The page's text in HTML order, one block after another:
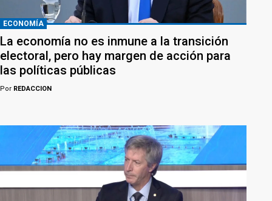
ECONOMÍA
La economía no es inmune a la transición
electoral, pero hay margen de acción para
las políticas públicas
Por REDACCION